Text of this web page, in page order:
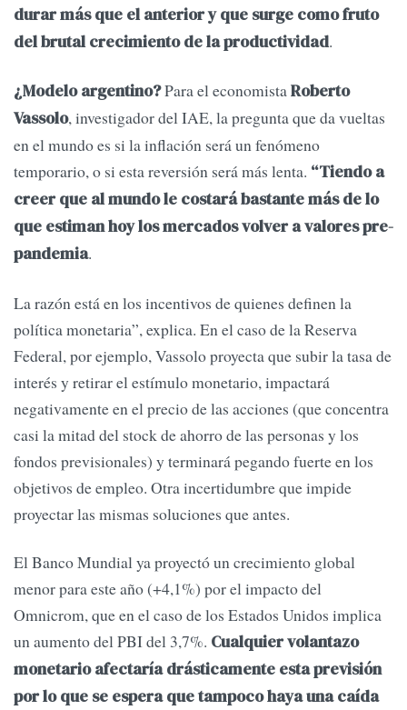
durar más que el anterior y que surge como fruto
del brutal crecimiento de la productividad.
¿Modelo argentino?Para el economistaRoberto
Vassolo, investigador del IAE, la pregunta que da vueltas
en el mundo es si la inflación será un fenómeno
temporario, o si esta reversión será más lenta. “Tiendo a
creer que al mundo le costará bastante más de lo
que estiman hoy los mercados volver a valores pre-
pandemia.
La razón está en los incentivos de quienes definen la
política monetaria”, explica. En el caso de la Reserva
Federal, por ejemplo, Vassolo proyecta que subir la tasa de
interés y retirar el estímulo monetario, impactará
negativamente en el precio de las acciones (que concentra
casi la mitad del stock de ahorro de las personas y los
fondos previsionales) y terminará pegando fuerte en los
objetivos de empleo. Otra incertidumbre que impide
proyectar las mismas soluciones que antes.
El Banco Mundial ya proyectó un crecimiento global
menor para este año (+4,1%) por el impacto del
Omnicrom, que en el caso de los Estados Unidos implica
un aumento del PBI del 3,7%. Cualquier volantazo
monetario afectaría drásticamente esta previsión
por lo que se espera que tampoco haya una caída